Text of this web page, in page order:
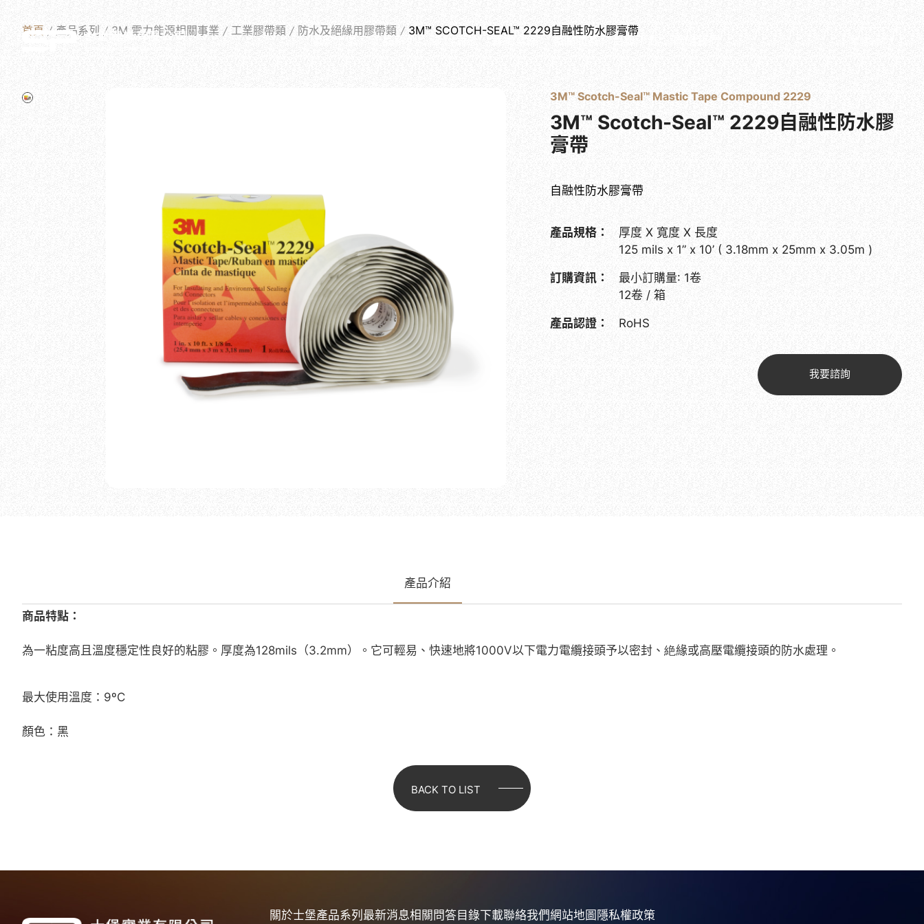
PRODUCTS
首頁 產品系列 3M 電力能源相關事業 工業膠帶類 防水及絕緣用膠帶類 3M™ SCOTCH-SEAL™ 2229自融性防水膠膏帶
3M™ Scotch-Seal™ Mastic Tape Compound 2229
3M™ Scotch-Seal™ 2229自融性防水膠
膏帶
自融性防水膠膏帶
產品規格：
厚度 X 寬度 X 長度
125 mils x 1” x 10’ ( 3.18mm x 25mm x 3.05m )
訂購資訊：
最小訂購量: 1卷
12卷 / 箱
產品認證： RoHS
我要諮詢
產品介紹
商品特點：
為一粘度高且溫度穩定性良好的粘膠。厚度為128mils（3.2mm）。它可輕易、快速地將1000V以下電力電纜接頭予以密封、絶緣或高壓電纜接頭的防水處理。
最大使用溫度：9ºC
顏色：黑
BACK TO LIST
關於士堡產品系列 最新消息相關問答 目錄下載聯絡我們網站地圖 隱私權政策